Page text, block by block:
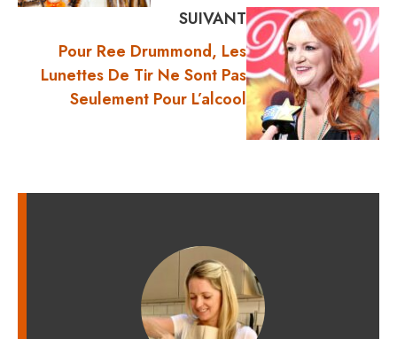
SUIVANT
Pour Ree Drummond, Les
Lunettes De Tir Ne Sont Pas
Seulement Pour L’alcool